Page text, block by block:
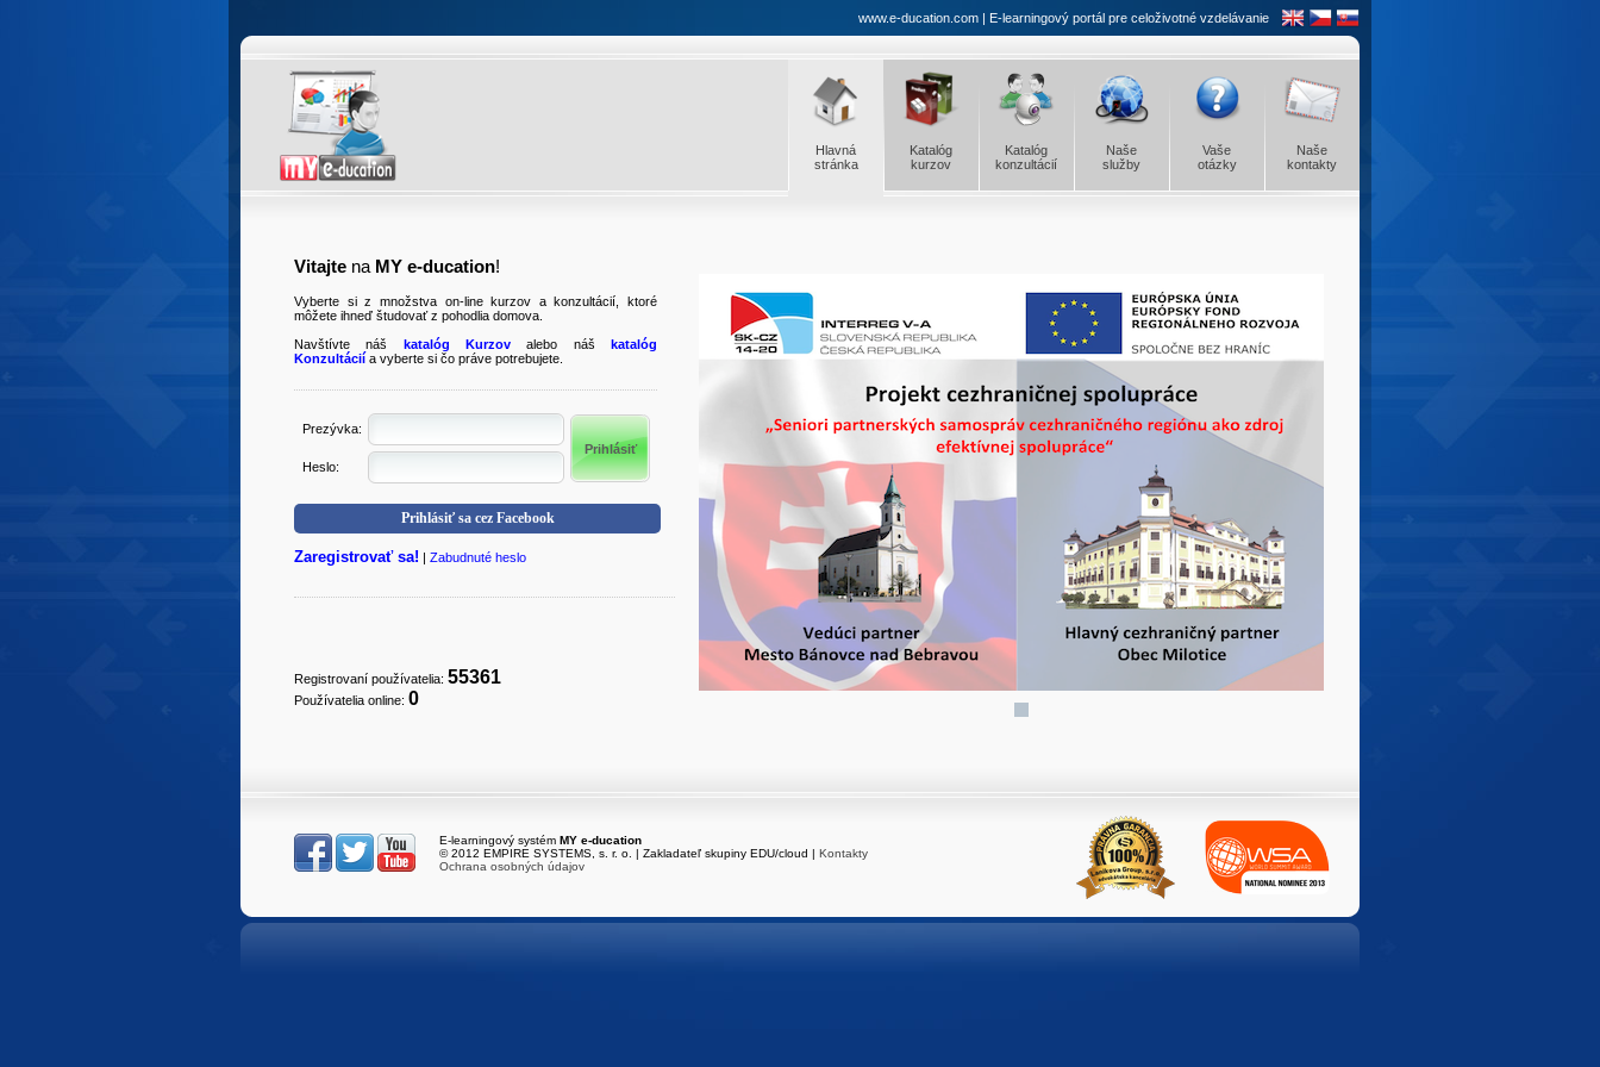
www.e-ducation.com | E-learningový portál pre celoživotné vzdelávanie
Naše
kontakty
Vaše
otázky
Naše
služby
Katalóg
konzultácií
Katalóg
kurzov
Hlavná
stránka
Vitajte na MY e-ducation!
Vyberte si z množstva on-line kurzov a konzultácií, ktoré
môžete ihneď študovať z pohodlia domova.
Navštívte náš katalóg Kurzov alebo náškatalóg
Konzultácií a vyberte si čo práve potrebujete.
Prezývka:
Heslo:
Prihlásiť sa cez Facebook
Zaregistrovať sa! | Zabudnuté heslo
Registrovaní používatelia: 55361
Používatelia online: 0
E-learningový systém MY e-ducation
© 2012 EMPIRE SYSTEMS, s. r. o. | Zakladateľ skupiny EDU/cloud | Kontakty
Ochrana osobných údajov